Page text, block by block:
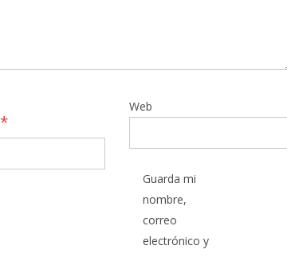
*
Web
Guarda mi
nombre,
correo
electrónico y